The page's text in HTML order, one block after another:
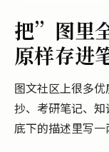
把”图里
原样存进
图文社区上很多
抄、考研笔记、
底下的描述里写一